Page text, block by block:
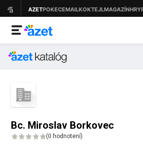
Bc. Miroslav Borkovec
(0 hodnotení)